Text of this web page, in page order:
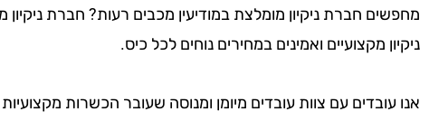
מחפשים חברת ניקיון מומלצת במודיעין מכבים רעות? חברת
ניקיון מקצועיים ואמינים במחירים נוחים לכל כיס.
אנו עובדים עם צוות עובדים מיומן ומנוסה שעובר הכשרות